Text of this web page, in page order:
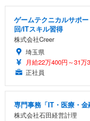
ゲームテクニカルサポ
回/ITスキル習得
株式会社Creer
埼玉県
月給22万400円～31万
正社員
専門事務「IT・医療・金
株式会社石田経営計理